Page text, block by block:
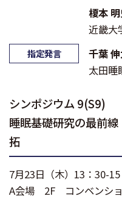
榎本
近畿
指定発言
千葉
太田睡
シンポジウム 9(S9)
睡眠基礎研究の最前
拓
7月23日（木）13：30-
A会場 2F コンベンシ